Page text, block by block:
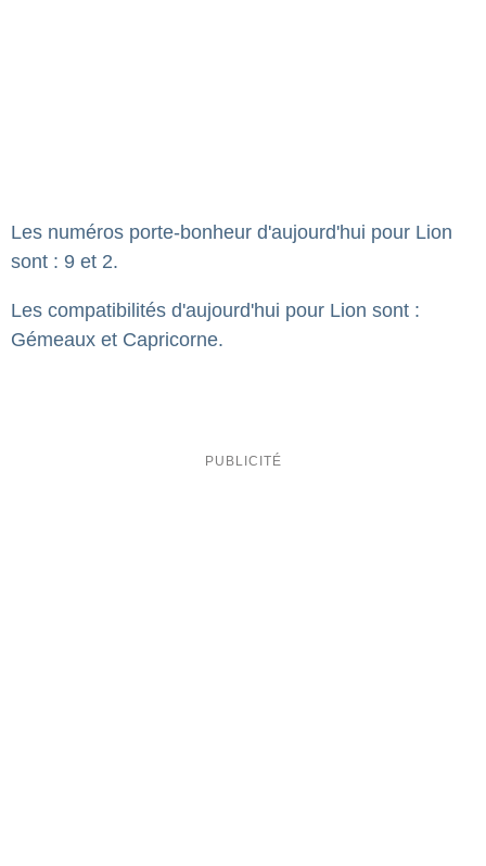
Les numéros porte-bonheur d'aujourd'hui pour Lion
sont : 9 et 2.
Les compatibilités d'aujourd'hui pour Lion sont :
Gémeaux et Capricorne.